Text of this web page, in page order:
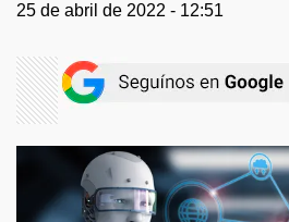
25 de abril de 2022 - 12:51